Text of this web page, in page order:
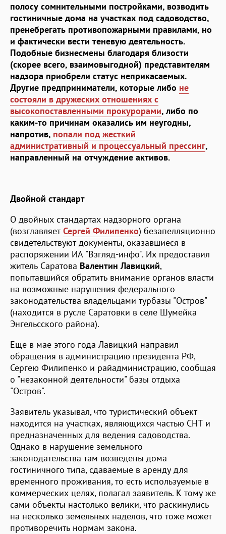
полосу сомнительными постройками, возводить
гостиничные дома на участках под садоводство,
пренебрегать противопожарными правилами, но
и фактически вести теневую деятельность.
Подобные бизнесмены благодаря близости
(скорее всего, взаимовыгодной) представителям
надзора приобрели статус неприкасаемых.
Другие предприниматели, которые либо не
состояли в дружеских отношениях с
высокопоставленными прокурорами, либо по
каким-то причинам оказались им неугодны,
напротив, попали под жесткий
административный и процессуальный прессинг,
направленный на отчуждение активов.
Двойной стандарт
О двойных стандартах надзорного органа
(возглавляетСергей Филипенко) безапелляционно
свидетельствуют документы, оказавшиеся в
распоряжении ИА "Взгляд-инфо". Их предоставил
житель Саратова Валентин Лавицкий,
попытавшийся обратить внимание органов власти
на возможные нарушения федерального
законодательства владельцами турбазы "Остров"
(находится в русле Саратовки в селе Шумейка
Энгельсского района).
Еще в мае этого года Лавицкий направил
обращения в администрацию президента РФ,
Сергею Филипенко и райадминистрацию, сообщая
о "незаконной деятельности" базы отдыха
"Остров".
Заявитель указывал, что туристический объект
находится на участках, являющихся частью СНТ и
предназначенных для ведения садоводства.
Однако в нарушение земельного
законодательства там возведены дома
гостиничного типа, сдаваемые в аренду для
временного проживания, то есть используемые в
коммерческих целях, полагал заявитель. К тому же
сами объекты настолько велики, что раскинулись
на несколько земельных наделов, что тоже может
противоречить нормам закона.